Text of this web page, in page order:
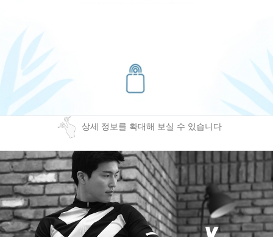
상세 정보를 확대해 보실 수 있습니다